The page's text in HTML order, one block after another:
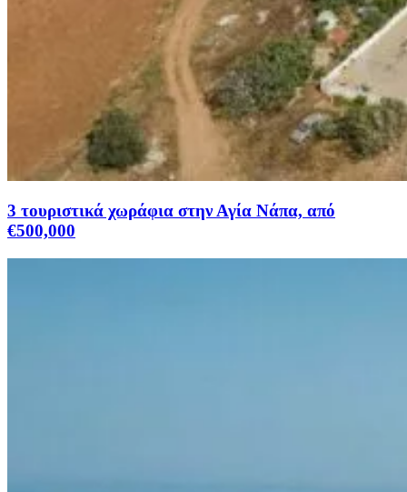
3 τουριστικά χωράφια στην Αγία Νάπα, από
€500,000